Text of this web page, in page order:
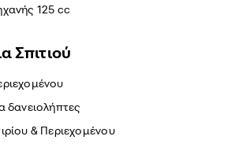
125 cc
Σπιτιού
δανειολήπτες
& Περιεχομένου